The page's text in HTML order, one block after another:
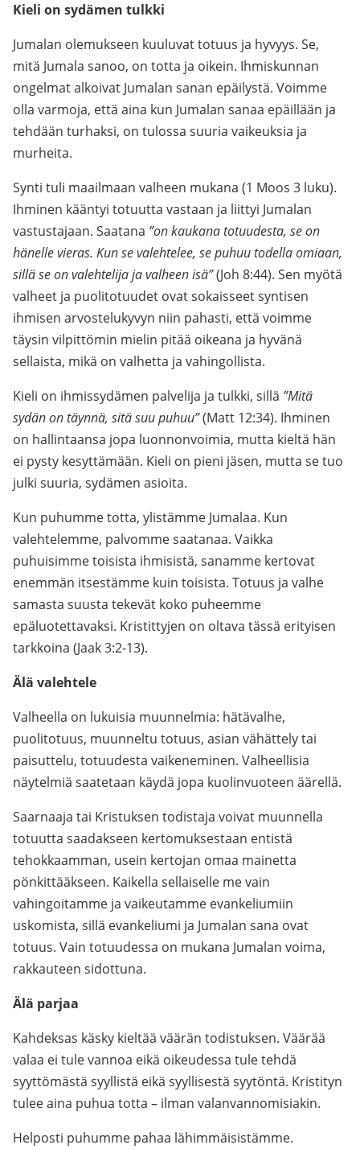
Kieli on sydämen tulkki
Jumalan olemukseen kuuluvat totuus ja hyvyys. Se,
mitä Jumala sanoo, on totta ja oikein. Ihmiskunnan
ongelmat alkoivat Jumalan sanan epäilystä. Voimme
olla varmoja, että aina kun Jumalan sanaa epäillään ja
tehdään turhaksi, on tulossa suuria vaikeuksia ja
murheita.
Synti tuli maailmaan valheen mukana (1 Moos 3 luku).
Ihminen kääntyi totuutta vastaan ja liittyi Jumalan
vastustajaan. Saatana ”on kaukana totuudesta, se on
hänelle vieras. Kun se valehtelee, se puhuu todella omiaan,
sillä se on valehtelija ja valheen isä”(Joh 8:44). Sen myötä
valheet ja puolitotuudet ovat sokaisseet syntisen
ihmisen arvostelukyvyn niin pahasti, että voimme
täysin vilpittömin mielin pitää oikeana ja hyvänä
sellaista, mikä on valhetta ja vahingollista.
Kieli on ihmissydämen palvelija ja tulkki, sillä ”Mitä
sydän on täynnä, sitä suu puhuu”(Matt 12:34). Ihminen
on hallintaansa jopa luonnonvoimia, mutta kieltä hän
ei pysty kesyttämään. Kieli on pieni jäsen, mutta se tuo
julki suuria, sydämen asioita.
Kun puhumme totta, ylistämme Jumalaa. Kun
valehtelemme, palvomme saatanaa. Vaikka
puhuisimme toisista ihmisistä, sanamme kertovat
enemmän itsestämme kuin toisista. Totuus ja valhe
samasta suusta tekevät koko puheemme
epäluotettavaksi. Kristittyjen on oltava tässä erityisen
tarkkoina (Jaak 3:2-13).
Älä valehtele
Valheella on lukuisia muunnelmia: hätävalhe,
puolitotuus, muunneltu totuus, asian vähättely tai
paisuttelu, totuudesta vaikeneminen. Valheellisia
näytelmiä saatetaan käydä jopa kuolinvuoteen äärellä.
Saarnaaja tai Kristuksen todistaja voivat muunnella
totuutta saadakseen kertomuksestaan entistä
tehokkaamman, usein kertojan omaa mainetta
pönkittääkseen. Kaikella sellaiselle me vain
vahingoitamme ja vaikeutamme evankeliumiin
uskomista, sillä evankeliumi ja Jumalan sana ovat
totuus. Vain totuudessa on mukana Jumalan voima,
rakkauteen sidottuna.
Älä parjaa
Kahdeksas käsky kieltää väärän todistuksen. Väärää
valaa ei tule vannoa eikä oikeudessa tule tehdä
syyttömästä syyllistä eikä syyllisestä syytöntä. Kristityn
tulee aina puhua totta – ilman valanvannomisiakin.
Helposti puhumme pahaa lähimmäisistämme.